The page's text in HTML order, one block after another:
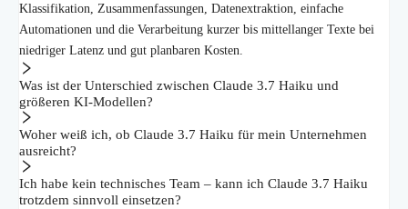
Klassifikation, Zusammenfassungen, Datenextraktion, einfache
Automationen und die Verarbeitung kurzer bis mittellanger Texte bei
niedriger Latenz und gut planbaren Kosten.
Was ist der Unterschied zwischen Claude 3.7 Haiku und
größeren KI-Modellen?
Woher weiß ich, ob Claude 3.7 Haiku für mein Unternehmen
ausreicht?
Ich habe kein technisches Team – kann ich Claude 3.7 Haiku
trotzdem sinnvoll einsetzen?